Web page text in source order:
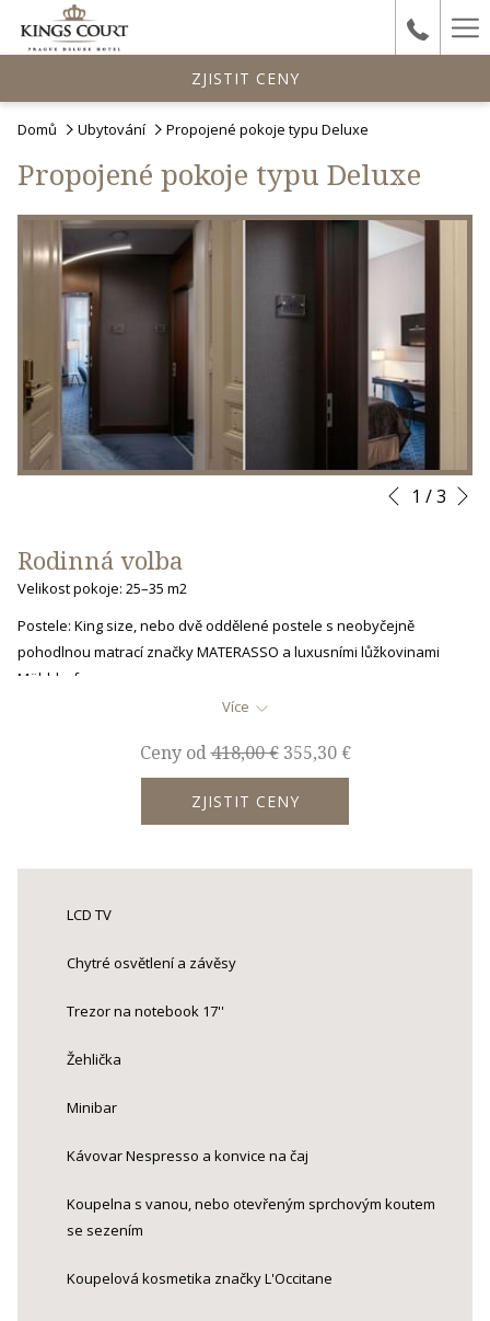
ZJISTIT CENY
Domů Ubytování Propojené pokoje typu Deluxe
Propojené pokoje typu Deluxe
Slideshow
Clicking
will
update
Předchozí
1 /3
Rodinná volba
Velikost pokoje: 25–35 m2
Postele: King size, nebo dvě oddělené postele s neobyčejně
pohodlnou matrací značky MATERASSO a luxusními lůžkovinami
Mühldorfer.
Propojené pokoje typu Deluxe představují tu nejlepší volbu pro
rodiny či společně cestující páry. Svěží, moderní design pokojů
podtrhuje výhled na pulzující pražské ulice. Systém chytrých oken
vám zajistí ničím nerušený spánek.
Více
Ceny od418,00 € 355,30 €
ZJISTIT CENY
LCD TV
Chytré osvětlení a závěsy
Trezor na notebook 17''
Žehlička
Minibar
Kávovar Nespresso a konvice na čaj
Koupelna s vanou, nebo otevřeným sprchovým koutem
se sezením
Koupelová kosmetika značky L'Occitane